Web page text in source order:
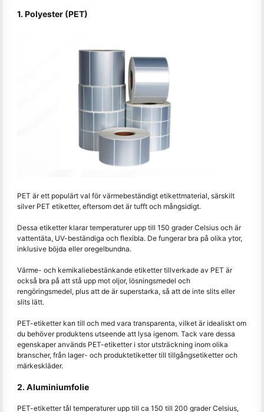
1. Polyester (PET)
PET är ett populärt val för värmebeständigt etikettmaterial, särskilt
silver PET etiketter, eftersom det är tufft och mångsidigt.
Dessa etiketter klarar temperaturer upp till 150 grader Celsius och är
vattentäta, UV-beständiga och flexibla. De fungerar bra på olika ytor,
inklusive böjda eller oregelbundna.
Värme- och kemikaliebestänkande etiketter tillverkade av PET är
också bra på att stå upp mot oljor, lösningsmedel och
rengöringsmedel, plus att de är superstarka, så att de inte slits eller
slits lätt.
PET-etiketter kan till och med vara transparenta, vilket är idealiskt om
du behöver produktens utseende att lysa igenom. Tack vare dessa
egenskaper används PET-etiketter i stor utsträckning inom olika
branscher, från lager- och produktetiketter till tillgångsetiketter och
märkeskläder.
2. Aluminiumfolie
PET-etiketter tål temperaturer upp till ca 150 till 200 grader Celsius,